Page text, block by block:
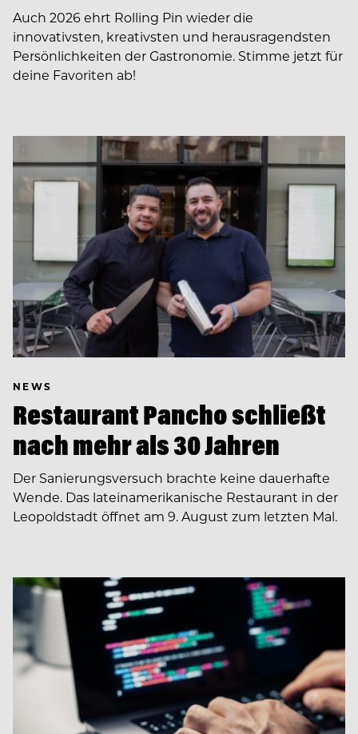
Auch 2026 ehrt Rolling Pin wieder die
innovativsten, kreativsten und herausragendsten
Persönlichkeiten der Gastronomie. Stimme jetzt für
deine Favoriten ab!
NEWS
Restaurant Pancho schließt
nach mehr als 30 Jahren
Der Sanierungsversuch brachte keine dauerhafte
Wende. Das lateinamerikanische Restaurant in der
Leopoldstadt öffnet am 9. August zum letzten Mal.